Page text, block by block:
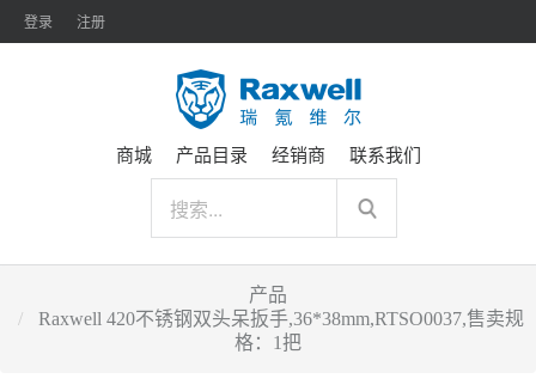
登录 注册
商城 产品目录 经销商 联系我们
产品
Raxwell 420不锈钢双头呆扳手,36*38mm,RTSO0037,售卖规
格：1把